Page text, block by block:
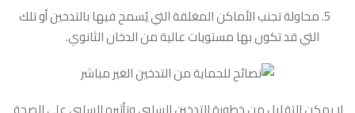
محاولة تجنب الأماكن المغلقة التي يُسمح فيها بالتدخين أو تلك
التي قد تكون بها مستويات عالية من الدخان الثانوي.